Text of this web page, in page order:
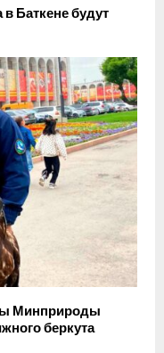
Баткене будут
Минприроды
беркута